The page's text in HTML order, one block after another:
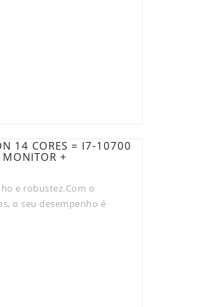
14 CORES = I7-10700
+
e robustez.Com o
o seu desempenho é